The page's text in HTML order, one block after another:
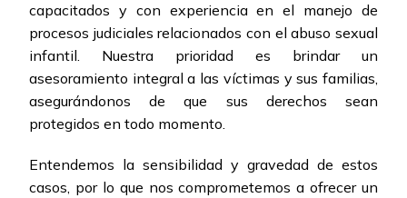
capacitados y con experiencia en el manejo de
procesos judiciales relacionados con el abuso sexual
infantil. Nuestra prioridad es brindar un
asesoramiento integral a las víctimas y sus familias,
asegurándonos de que sus derechos sean
protegidos en todo momento.
Entendemos la sensibilidad y gravedad de estos
casos, por lo que nos comprometemos a ofrecer un